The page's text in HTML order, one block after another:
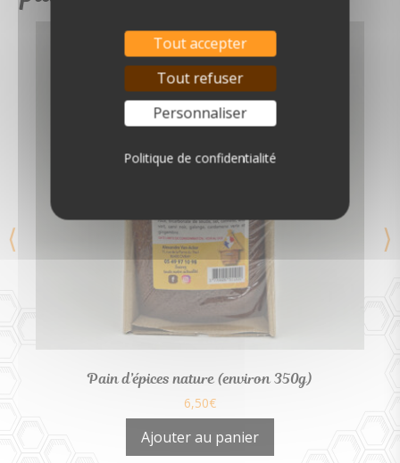
Pain d’épices nature (environ 350g)
6,50€
Ajouter au panier
Tout accepter
Tout refuser
Personnaliser
Politique de confidentialité